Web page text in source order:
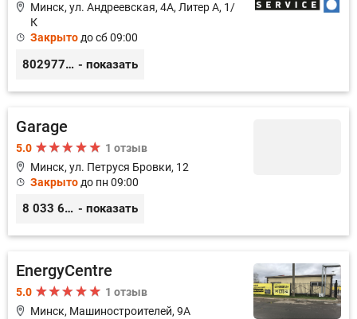
Минск, ул. Андреевская, 4А, Литер А, 1/
К
Закрытодо сб 09:00
80297783333 - показать
Garage
5.0
1 отзыв
Минск, ул. Петруся Бровки, 12
Закрыто до пн 09:00
8 033 626 05 68 - показать
EnergyCentre
5.0
1 отзыв
Минск, Машиностроителей, 9A